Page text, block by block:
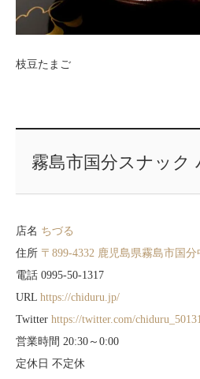
枝豆たまご
霧島市国分スナック
店名 ちづる
住所 〒899-4332 鹿児島県霧島市国
電話 0995-50-1317
URL https://chiduru.jp/
Twitter https://twitter.com/
営業時間 20:30～0:00
定休日 不定休